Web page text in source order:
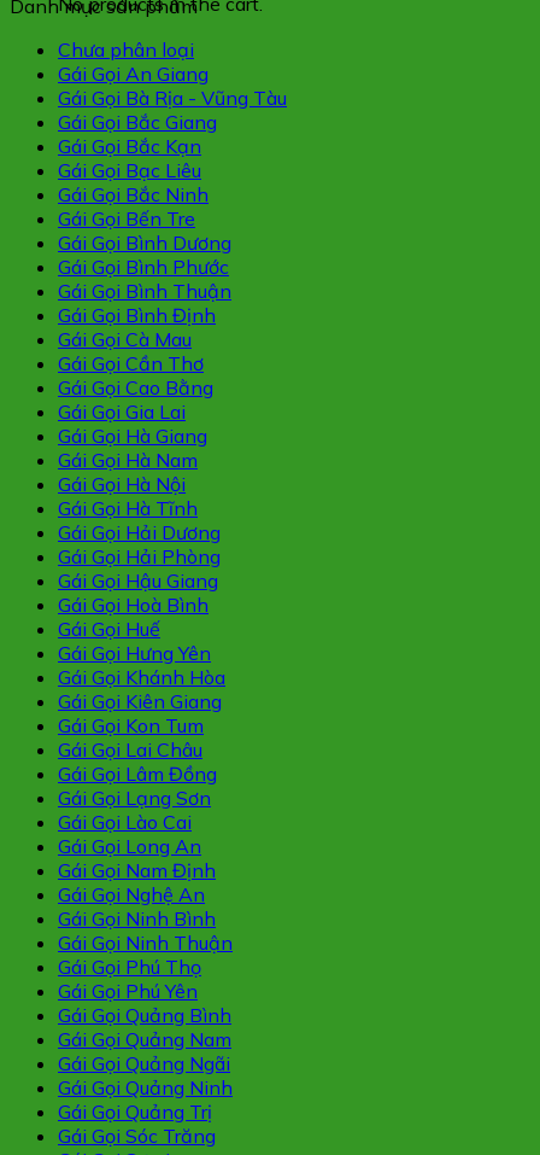
Danh mục sản phẩm
Chưa phân loại
Gái Gọi An Giang
Gái Gọi Bà Rịa - Vũng Tàu
Gái Gọi Bắc Giang
Gái Gọi Bắc Kạn
Gái Gọi Bạc Liêu
Gái Gọi Bắc Ninh
Gái Gọi Bến Tre
Gái Gọi Bình Dương
Gái Gọi Bình Phước
Gái Gọi Bình Thuận
Gái Gọi Bình Định
Gái Gọi Cà Mau
Gái Gọi Cần Thơ
Gái Gọi Cao Bằng
Gái Gọi Gia Lai
Gái Gọi Hà Giang
Gái Gọi Hà Nam
Gái Gọi Hà Nội
Gái Gọi Hà Tĩnh
Gái Gọi Hải Dương
Gái Gọi Hải Phòng
Gái Gọi Hậu Giang
Gái Gọi Hoà Bình
Gái Gọi Huế
Gái Gọi Hưng Yên
Gái Gọi Khánh Hòa
Gái Gọi Kiên Giang
Gái Gọi Kon Tum
Gái Gọi Lai Châu
Gái Gọi Lâm Đồng
Gái Gọi Lạng Sơn
Gái Gọi Lào Cai
Gái Gọi Long An
Gái Gọi Nam Định
Gái Gọi Nghệ An
Gái Gọi Ninh Bình
Gái Gọi Ninh Thuận
Gái Gọi Phú Thọ
Gái Gọi Phú Yên
Gái Gọi Quảng Bình
Gái Gọi Quảng Nam
Gái Gọi Quảng Ngãi
Gái Gọi Quảng Ninh
Gái Gọi Quảng Trị
Gái Gọi Sóc Trăng